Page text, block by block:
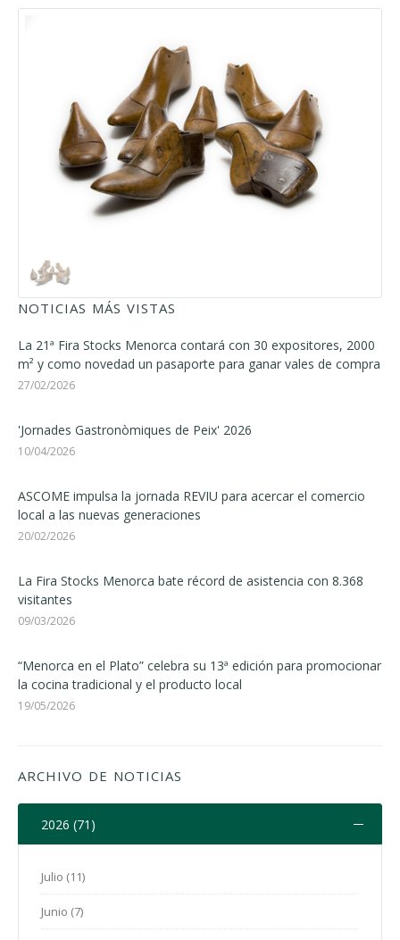
NOTICIAS MÁS VISTAS
La 21ª Fira Stocks Menorca contará con 30 expositores, 2000
m² y como novedad un pasaporte para ganar vales de compra
27/02/2026
'Jornades Gastronòmiques de Peix' 2026
10/04/2026
ASCOME impulsa la jornada REVIU para acercar el comercio
local a las nuevas generaciones
20/02/2026
La Fira Stocks Menorca bate récord de asistencia con 8.368
visitantes
09/03/2026
“Menorca en el Plato” celebra su 13ª edición para promocionar
la cocina tradicional y el producto local
19/05/2026
ARCHIVO DE NOTICIAS
2026 (71)
Julio (11)
Junio (7)